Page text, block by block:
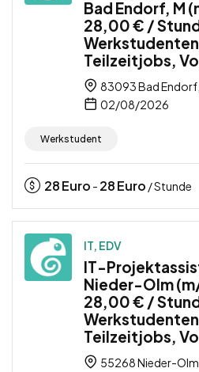
Bad Endorf, M
28,00 € /
Teilzeitjobs,
83093 Bad
02/08/2026
Werkstudent
28Euro - 28Euro / Stunde
IT, EDV
IT-
Nieder-Olm
28,00 € /
Teilzeitjobs,
55268 Nieder-